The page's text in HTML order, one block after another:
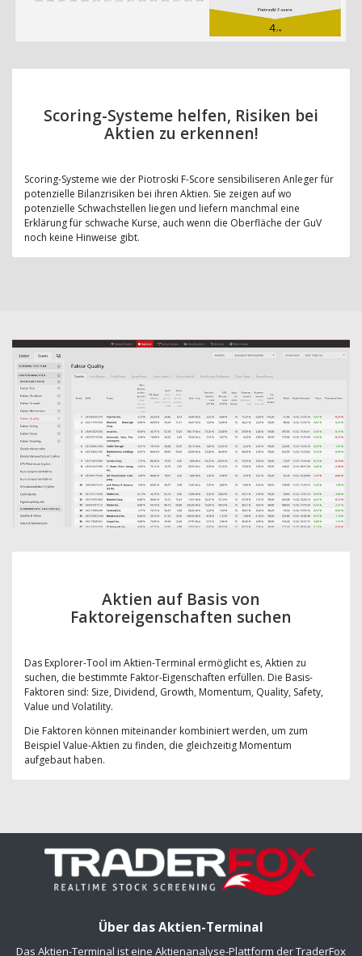
Scoring-Systeme helfen, Risiken bei
Aktien zu erkennen!
Scoring-Systeme wie der Piotroski F-Score sensibiliseren Anleger für
potenzielle Bilanzrisiken bei ihren Aktien. Sie zeigen auf wo
potenzielle Schwachstellen liegen und liefern manchmal eine
Erklärung für schwache Kurse, auch wenn die Oberfläche der GuV
noch keine Hinweise gibt.
Aktien auf Basis von
Faktoreigenschaften suchen
Das Explorer-Tool im Aktien-Terminal ermöglicht es, Aktien zu
suchen, die bestimmte Faktor-Eigenschaften erfüllen. Die Basis-
Faktoren sind: Size, Dividend, Growth, Momentum, Quality, Safety,
Value und Volatility.
Die Faktoren können miteinander kombiniert werden, um zum
Beispiel Value-Aktien zu finden, die gleichzeitig Momentum
aufgebaut haben.
Über das Aktien-Terminal
Das Aktien-Terminal ist eine Aktienanalyse-Plattform der TraderFox